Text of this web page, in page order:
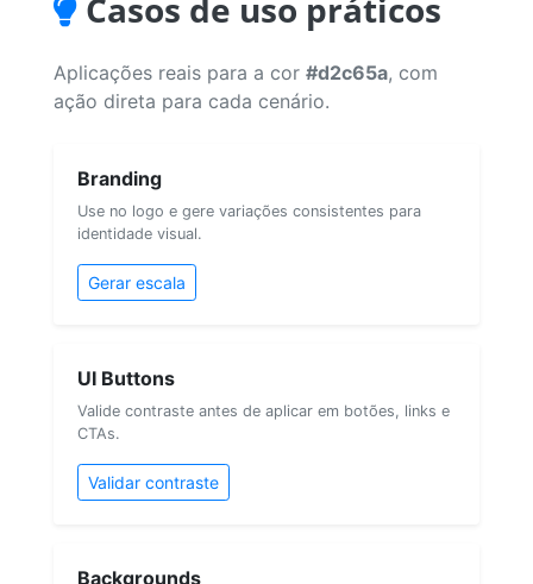
Aplicações reais para a cor #d2c65a, com
ação direta para cada cenário.
Branding
Use no logo e gere variações consistentes para
identidade visual.
Gerar escala
UI Buttons
Valide contraste antes de aplicar em botões, links e
CTAs.
Validar contraste
Backgrounds